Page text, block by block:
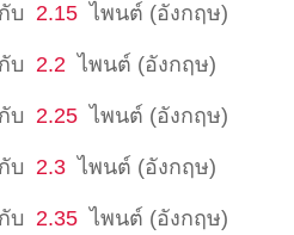
บ 2.15 ไพนต์ (อังกฤษ)
บ 2.2 ไพนต์ (อังกฤษ)
บ 2.25 ไพนต์ (อังกฤษ)
บ 2.3 ไพนต์ (อังกฤษ)
บ 2.35 ไพนต์ (อังกฤษ)